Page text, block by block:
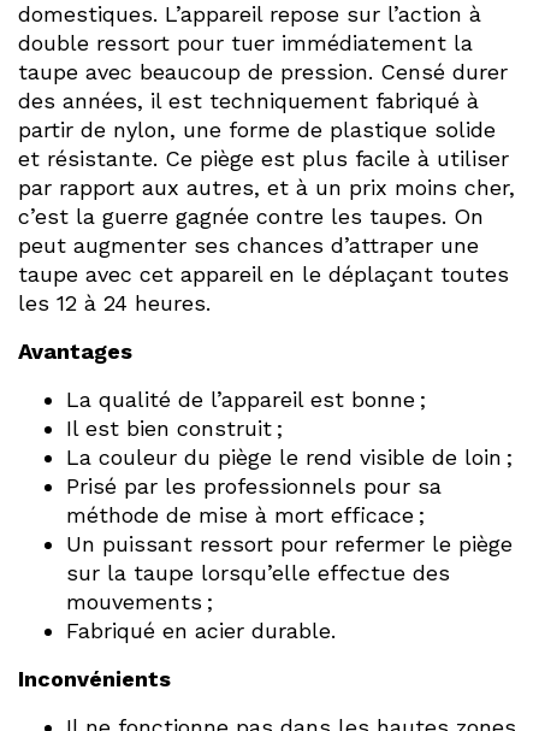
domestiques. L’appareil repose sur l’action à
double ressort pour tuer immédiatement la
taupe avec beaucoup de pression. Censé durer
des années, il est techniquement fabriqué à
partir de nylon, une forme de plastique solide
et résistante. Ce piège est plus facile à utiliser
par rapport aux autres, et à un prix moins cher,
c’est la guerre gagnée contre les taupes. On
peut augmenter ses chances d’attraper une
taupe avec cet appareil en le déplaçant toutes
les 12 à 24 heures.
Avantages
La qualité de l’appareil est bonne ;
Il est bien construit ;
La couleur du piège le rend visible de loin ;
Prisé par les professionnels pour sa
méthode de mise à mort efficace ;
Un puissant ressort pour refermer le piège
sur la taupe lorsqu’elle effectue des
mouvements ;
Fabriqué en acier durable.
Inconvénients